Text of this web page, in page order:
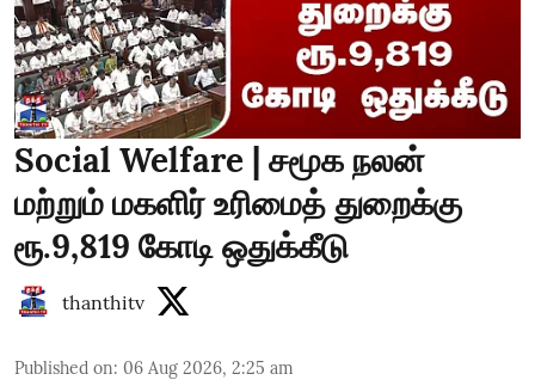
Social Welfare | சமூக நலன்
மற்றும் மகளிர் உரிமைத் துறைக்கு
ரூ.9,819 கோடி ஒதுக்கீடு
thanthitv
Published on: 06 Aug 2026, 2:25 am